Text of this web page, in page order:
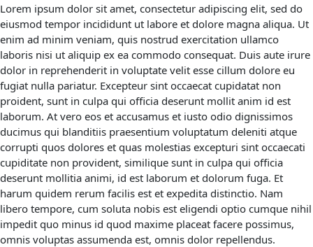
Lorem ipsum dolor sit amet, consectetur adipiscing elit, sed do
eiusmod tempor incididunt ut labore et dolore magna aliqua. Ut
enim ad minim veniam, quis nostrud exercitation ullamco
laboris nisi ut aliquip ex ea commodo consequat. Duis aute irure
dolor in reprehenderit in voluptate velit esse cillum dolore eu
fugiat nulla pariatur. Excepteur sint occaecat cupidatat non
proident, sunt in culpa qui officia deserunt mollit anim id est
laborum. At vero eos et accusamus et iusto odio dignissimos
ducimus qui blanditiis praesentium voluptatum deleniti atque
corrupti quos dolores et quas molestias excepturi sint occaecati
cupiditate non provident, similique sunt in culpa qui officia
deserunt mollitia animi, id est laborum et dolorum fuga. Et
harum quidem rerum facilis est et expedita distinctio. Nam
libero tempore, cum soluta nobis est eligendi optio cumque nihil
impedit quo minus id quod maxime placeat facere possimus,
omnis voluptas assumenda est, omnis dolor repellendus.